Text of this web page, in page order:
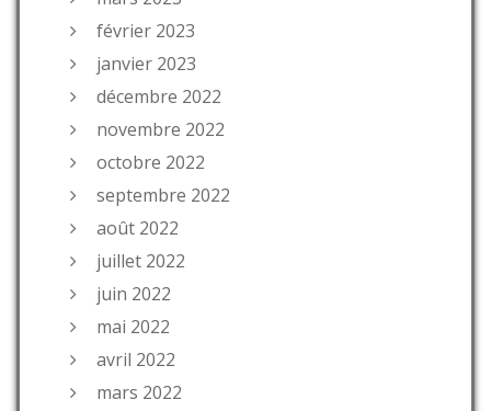
février 2023
janvier 2023
décembre 2022
novembre 2022
octobre 2022
septembre 2022
août 2022
juillet 2022
juin 2022
mai 2022
avril 2022
mars 2022